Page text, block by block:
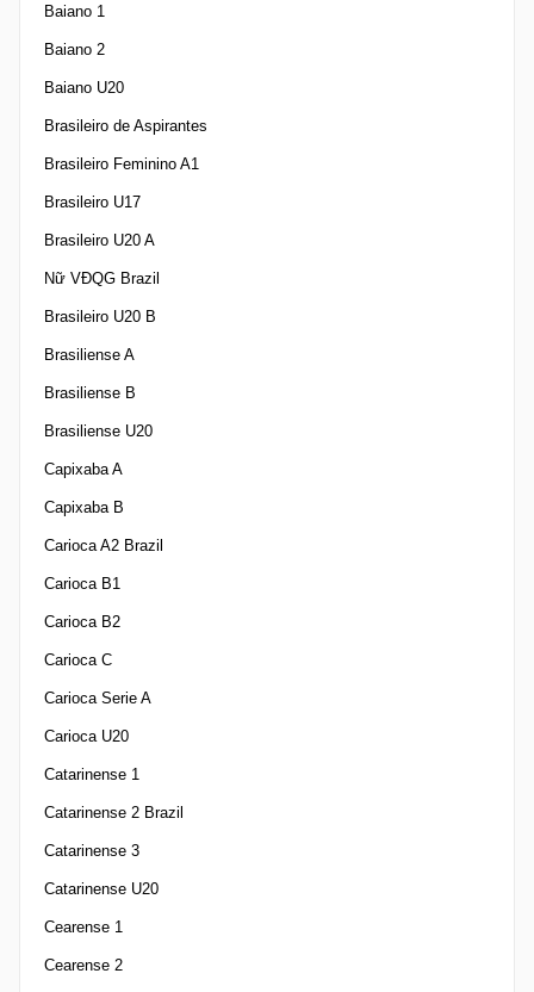
Baiano 1
Baiano 2
Baiano U20
Brasileiro de Aspirantes
Brasileiro Feminino A1
Brasileiro U17
Brasileiro U20 A
Nữ VĐQG Brazil
Brasileiro U20 B
Brasiliense A
Brasiliense B
Brasiliense U20
Capixaba A
Capixaba B
Carioca A2 Brazil
Carioca B1
Carioca B2
Carioca C
Carioca Serie A
Carioca U20
Catarinense 1
Catarinense 2 Brazil
Catarinense 3
Catarinense U20
Cearense 1
Cearense 2